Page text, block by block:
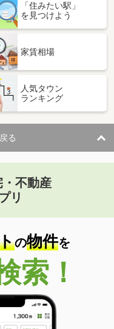
「住みたい駅」
を見つけよう
家賃相場
人気タウン
ランキング
る
不動産
リ
の物件を
索！